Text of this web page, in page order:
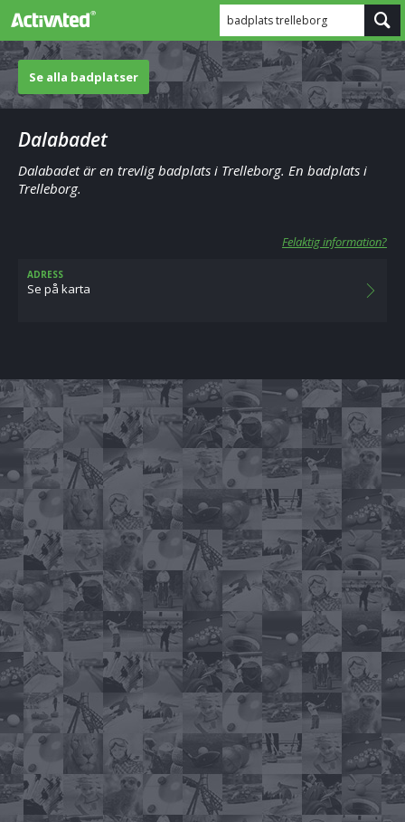
badplats trelleborg
Se alla badplatser
Dalabadet
Dalabadet är en trevlig badplats i Trelleborg. En badplats i
Trelleborg.
Felaktig information?
ADRESS
Se på karta